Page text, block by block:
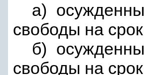
а)
свободы на
б)
свободы на